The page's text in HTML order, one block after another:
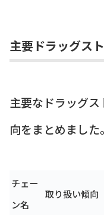
主要ドラッグス
主要なドラッグ
向をまとめました。
チェー
ン名
取り扱い傾向